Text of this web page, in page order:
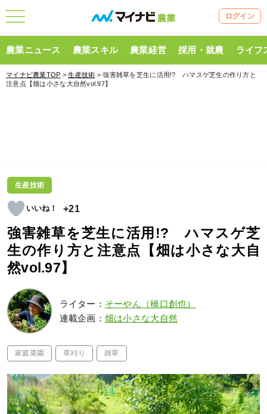
ログイン
農業ニュース 農業スキル 農業経営 採用・就農 ライフ
マイナビ農業TOP >生産技術 > 強害雑草を芝生に活用!? ハマスゲ芝生の作り方と
注意点【畑は小さな大自然vol.97】
生産技術
+21
強害雑草を芝生に活用!? ハマスゲ芝
生の作り方と注意点【畑は小さな大自
然vol.97】
ライター： そーやん（橋口創也）
連載企画： 畑は小さな大自然
家庭菜園 草刈り 雑草